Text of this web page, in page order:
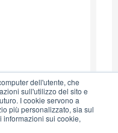
dell'utente, che
sull'utilizzo del sito e
I cookie servono a
più personalizzato, sia sul
informazioni sui cookie,
RSS